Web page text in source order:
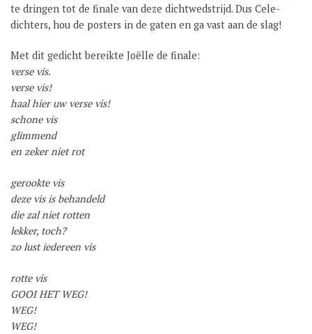
te dringen tot de finale van deze dichtwedstrijd. Dus Cele-
dichters, hou de posters in de gaten en ga vast aan de slag!
Met dit gedicht bereikte Joëlle de finale:
verse vis.
verse vis!
haal hier uw verse vis!
schone vis
glimmend
en zeker niet rot
gerookte vis
deze vis is behandeld
die zal niet rotten
lekker, toch?
zo lust iedereen vis
rotte vis
GOOI HET WEG!
WEG!
WEG!